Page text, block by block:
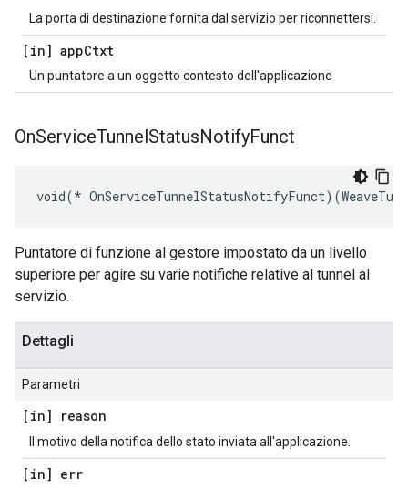
La porta di destinazione fornita dal servizio per riconnettersi.
[in] appCtxt
Un puntatore a un oggetto contesto dell'applicazione
OnServiceTunnelStatusNotifyFunct
void(*
Puntatore di funzione al gestore impostato da un livello
superiore per agire su varie notifiche relative al tunnel al
servizio.
Dettagli
Parametri
[in] reason
Il motivo della notifica dello stato inviata all'applicazione.
[in] err